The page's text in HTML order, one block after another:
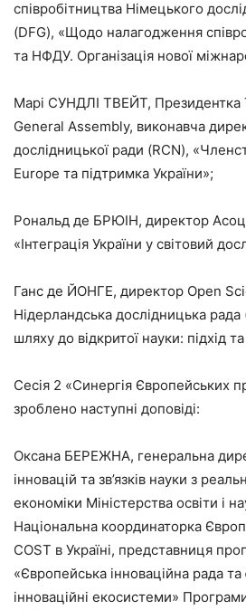
співробітництва Німецького
(DFG), «Щодо налагодження
та НФДУ. Організація нової
Марі СУНДЛІ ТВЕЙТ, Президентка
General Assembly, виконавча
дослідницької ради (RCN),
Europe та підтримка України»;
Рональд де БРЮІН, директор
«Інтеграція України у світовий
Ганс де ЙОНГЕ, директор Open
Нідерландська дослідницька рада
шляху до відкритої науки: підхід
Сесія 2 «Синергія Європейських
зроблено наступні доповіді:
Оксана БЕРЕЖНА, генеральна
інновацій та зв’язків науки з
економіки Міністерства освіти і
Національна координаторка
COST в Україні, представниця
«Європейська інноваційна рада та
інноваційні екосистеми»